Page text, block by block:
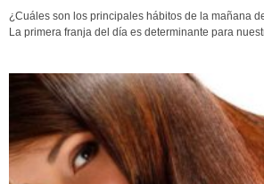
¿Cuáles son los principales hábitos de la mañana
La primera franja del día es determinante para